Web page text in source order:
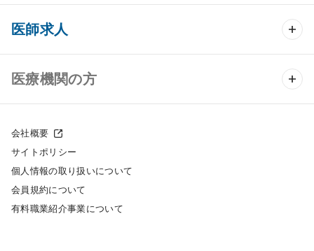
クリニック開業 TOP
クリニック物件検索
クリニックの開業スタイル
クリニック開業までの流れ
開業支援事例
医師求人
医師求人 TOP
常勤求人検索
非常勤求人検索
スポット求人検索
医療機関の方
採用をお考えの医療機関の方
会社概要
サイトポリシー
個人情報の取り扱いについて
会員規約について
有料職業紹介事業について